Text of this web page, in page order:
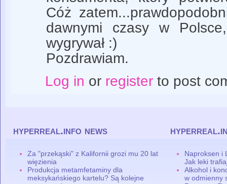
Cóż
dawnymi czasy w
wygrywał :)
Pozdrawiam.
Log in or registerto post
hyperreal.info news
Za "przekąski" z Kalifornii grozi mu 20 lat
więzienia
Produkcja metamfetaminy dla
meksykańskiego kartelu? Są kolejne
Naproksen i
Jak leki
Alkohol i
w odmienny